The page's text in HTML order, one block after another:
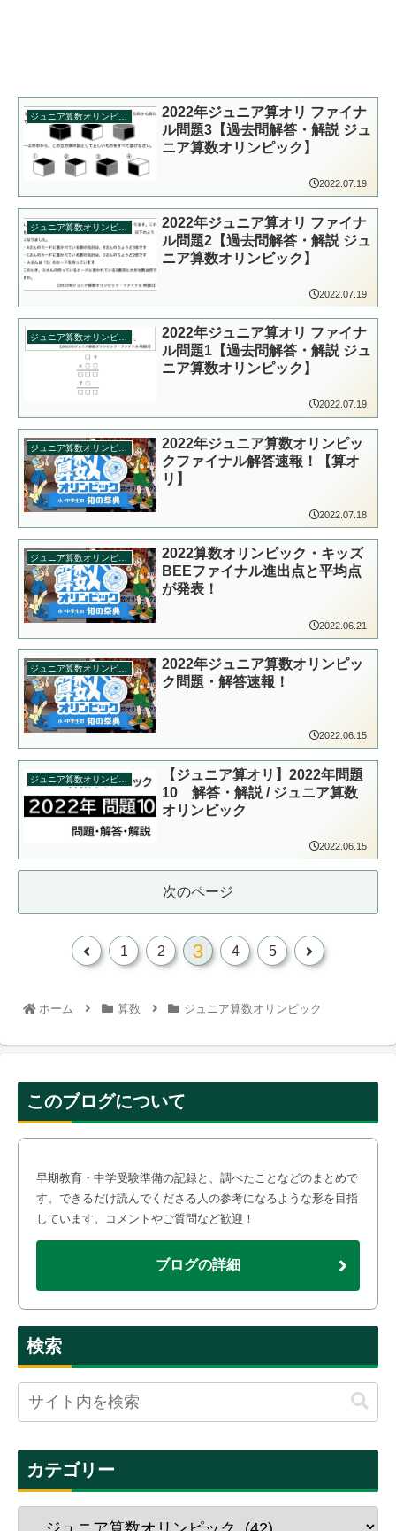
2022年ジュニア算オリ ファイナ
ル問題3【過去問解答・解説 ジュ
ニア算数オリンピック】
2022.07.19
2022年ジュニア算オリ ファイナ
ル問題2【過去問解答・解説 ジュ
ニア算数オリンピック】
2022.07.19
ジュニア算数オリンピック
2022年ジュニア算オリ ファイナ
ル問題1【過去問解答・解説 ジュ
ニア算数オリンピック】
2022.07.19
2022年ジュニア算数オリンピッ
クファイナル解答速報！【算オ
リ】
2022.07.18
ジュニア算数オリンピック
2022算数オリンピック・キッズ
BEEファイナル進出点と平均点
が発表！
2022.06.21
2022年ジュニア算数オリンピッ
ク問題・解答速報！
2022.06.15
【ジュニア算オリ】2022年問題
10 解答・解説 / ジュニア算数
オリンピック
2022.06.15
次のページ
前
1 2 3 4 5
次
ホーム 算数 ジュニア算数オリンピック
このブログについて
早期教育・中学受験準備の記録と、調べたことなどのまとめで
す。できるだけ読んでくださる人の参考になるような形を目指
しています。コメントやご質問など歓迎！
ブログの詳細
検索
カテゴリー